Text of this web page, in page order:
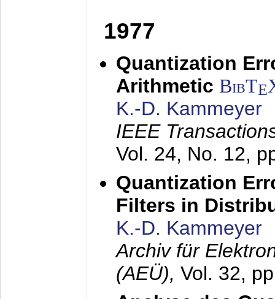
1977
Quantization
Arithmetic BibTE
K.-D. Kammeyer
IEEE
Vol. 24, No. 12,
Quantization
Filters in
K.-D. Kammeyer
Archiv für
(AEÜ), Vol. 32,